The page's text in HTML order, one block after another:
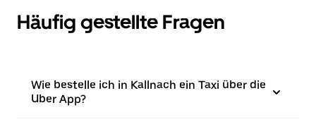
Häufig gestellte Fragen
Wie bestelle ich in Kallnach ein Taxi über die
Uber App?